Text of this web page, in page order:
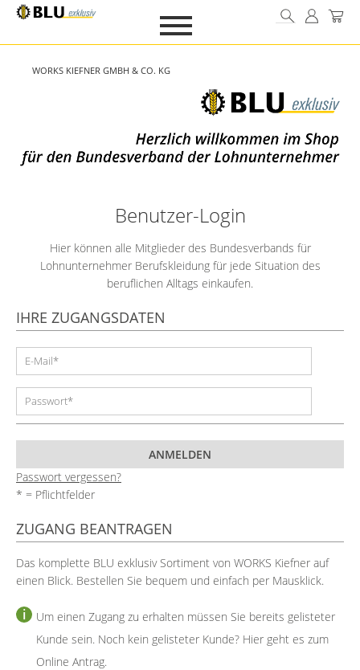
WORKS KIEFNER GMBH & CO. KG
Benutzer-Login
Hier können alle Mitglieder des Bundesverbands für
Lohnunternehmer Berufskleidung für jede Situation des
beruflichen Alltags einkaufen.
IHRE ZUGANGSDATEN
Passwort vergessen?
* = Pflichtfelder
ZUGANG BEANTRAGEN
Das komplette BLU exklusiv Sortiment von WORKS Kiefner auf
einen Blick. Bestellen Sie bequem und einfach per Mausklick.
Um einen Zugang zu erhalten müssen Sie bereits gelisteter
Kunde sein. Noch kein gelisteter Kunde? Hier geht es zum
Online Antrag.